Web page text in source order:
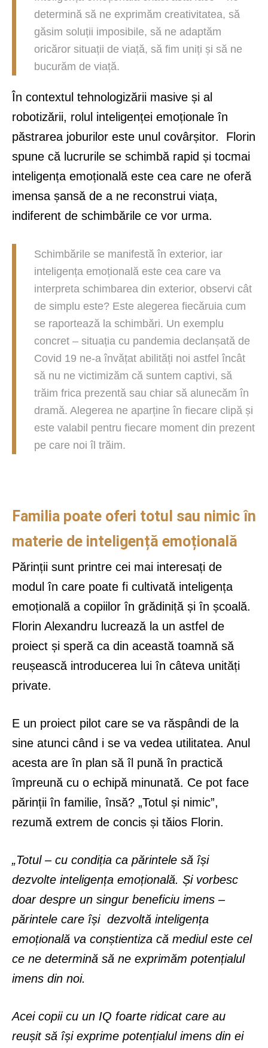
determină să ne exprimăm creativitatea, să
găsim soluții imposibile, să ne adaptăm
oricăror situații de viață, să fim uniți și să ne
bucurăm de viață.
În contextul tehnologizării masive și al
robotizării, rolul inteligenței emoționale în
păstrarea joburilor este unul covârșitor. Florin
spune că lucrurile se schimbă rapid și tocmai
inteligența emoțională este cea care ne oferă
imensa șansă de a ne reconstrui viața,
indiferent de schimbările ce vor urma.
Schimbările se manifestă în exterior, iar
inteligența emoțională este cea care va
interpreta schimbarea din exterior, observi cât
de simplu este? Este alegerea fiecăruia cum
se raportează la schimbări. Un exemplu
concret – situația cu pandemia declanșată de
Covid 19 ne-a învățat abilități noi astfel încât
să nu ne victimizăm că suntem captivi, să
trăim frica prezentă sau chiar să alunecăm în
dramă. Alegerea ne aparține în fiecare clipă și
este valabil pentru fiecare moment din prezent
pe care noi îl trăim.
Familia poate oferi totul sau nimic în
materie de inteligență emoțională
Părinții sunt printre cei mai interesați de
modul în care poate fi cultivată inteligența
emoțională a copiilor în grădiniță și în școală.
Florin Alexandru lucrează la un astfel de
proiect și speră ca din această toamnă să
reușească introducerea lui în câteva unități
private.
E un proiect pilot care se va răspândi de la
sine atunci când i se va vedea utilitatea. Anul
acesta are în plan să îl pună în practică
împreună cu o echipă minunată. Ce pot face
părinții în familie, însă? „Totul și nimic”,
rezumă extrem de concis și tăios Florin.
„Totul – cu condiția ca părintele să își
dezvolte inteligența emoțională. Și vorbesc
doar despre un singur beneficiu imens –
părintele care își dezvoltă inteligența
emoțională va conștientiza că mediul este cel
ce ne determină să ne exprimăm potențialul
imens din noi.
Acei copii cu un IQ foarte ridicat care au
reușit să își exprime potențialul imens din ei